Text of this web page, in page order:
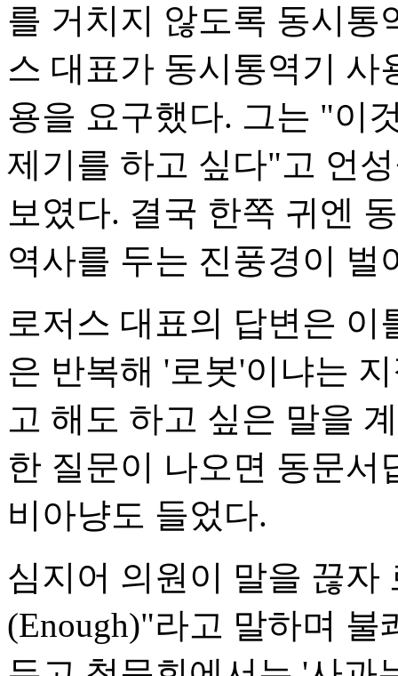
를 거치지 않도록 동시통
스 대표가 동시통역기 사
용을 요구했다. 그는 "이
제기를 하고 싶다"고 언
보였다. 결국 한쪽 귀엔
역사를 두는 진풍경이 벌
로저스 대표의 답변은 이
은 반복해 '로봇'이냐는
고 해도 하고 싶은 말을
한 질문이 나오면 동문서
비아냥도 들었다.
심지어 의원이 말을 끊
(Enough)"라고 말하며